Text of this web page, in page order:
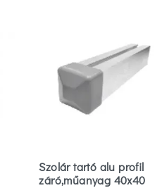
Szolár tartó alu profil
záró,műanyag 40x40